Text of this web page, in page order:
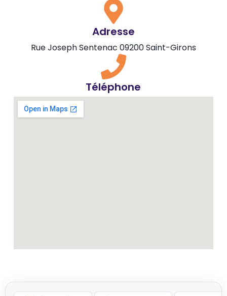
Adresse
Rue Joseph Sentenac 09200 Saint-Girons
Téléphone